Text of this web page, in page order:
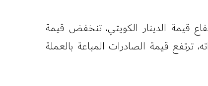
قيمة الدينار الكويتي، تنخفض قيمة
ترتفع قيمة الصادرات المباعة بالعملة